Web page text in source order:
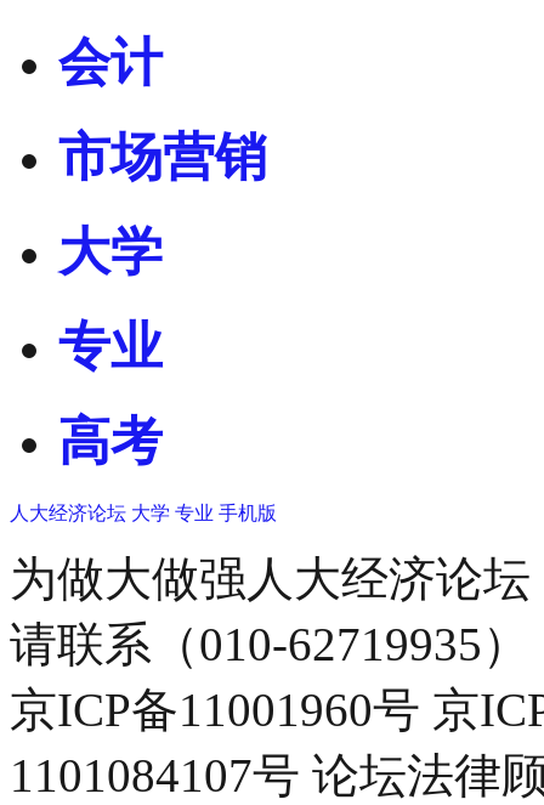
会计
市场营销
大学
专业
高考
人大经济论坛 大学 专业 手机版
为做大做强人大经济论
请联系（010-62719935）
京ICP备11001960号 京
1101084107号 论坛法律